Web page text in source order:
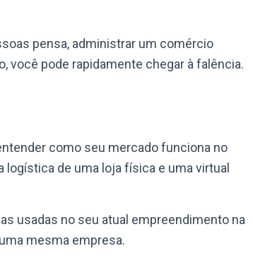
pensa, administrar um comércio
você pode rapidamente chegar à falência.
como seu mercado funciona no
de uma loja física e uma virtual
usadas no seu atual empreendimento na
mesma empresa.